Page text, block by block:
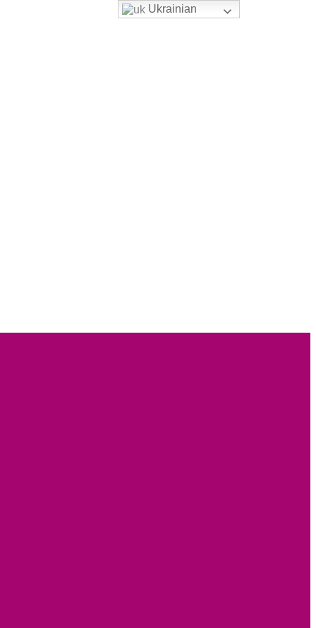
Ukrainian